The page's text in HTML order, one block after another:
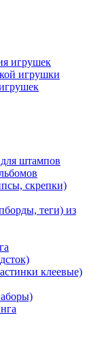
игрушек
игрушки
штампов
скрепки)
теги) из
клеевые)